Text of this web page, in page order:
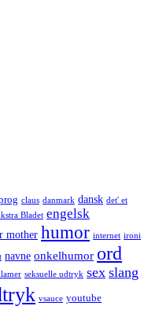
claus danmark dansk det' et
Bladet engelsk
mother humor internet ironi
navne onkelhumor ord
seksuelle udtryk sex slang
vsauce youtube